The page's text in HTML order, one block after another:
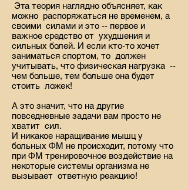
Эта теория наглядно объясняет, как
можно распоряжаться не временем, а
своими силами и это -- первое и
важное средство от ухудшения и
сильных болей. И если кто-то хочет
заниматься спортом, то должен
учитывать, что физическая нагрузка --
чем больше, тем больше она будет
стоить ложек!
А это значит, что на другие
повседневные задачи вам просто не
хватит сил.
И никакое наращивание мышц у
больных ФМ не происходит, потому что
при ФМ тренировочное воздействие на
некоторые системы организма не
вызывает ответную реакцию!